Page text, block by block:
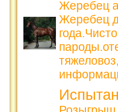
Жеребец
Жеребец